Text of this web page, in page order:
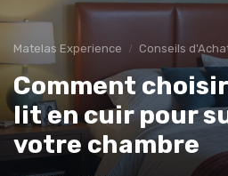
Matelas Experience Conseils
Comment
lit en cuir pour
votre chambre